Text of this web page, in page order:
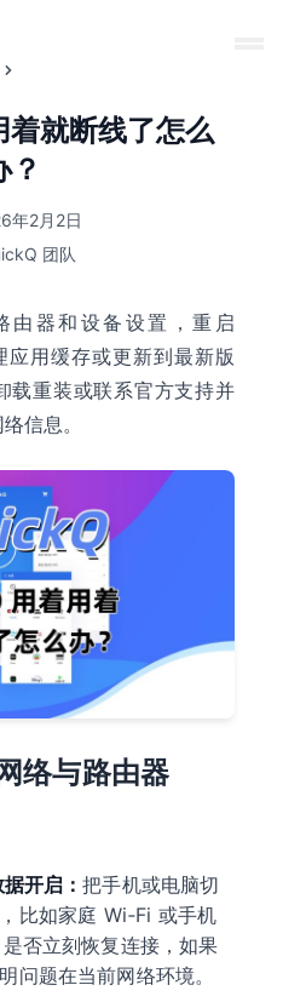
就断线了怎么
？
年2月2日
团队
由器和设备设置，重启
用缓存或更新到最新版
载重装或联系官方支持并
信息。
络与路由器
开启：把手机或电脑切
比如家庭 Wi‑Fi 或手机
否立刻恢复连接，如果
问题在当前网络环境。